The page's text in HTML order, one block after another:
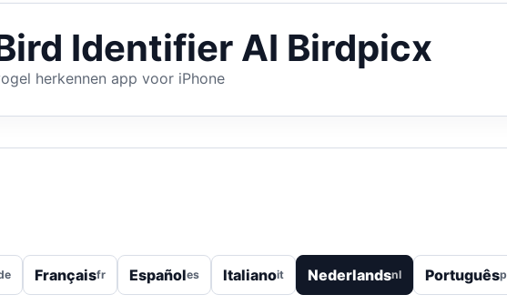
Identifier AI Birdpicx
herkennen app voor iPhone
Françaisfr Españoles Italianoit Nederlandsnl Português